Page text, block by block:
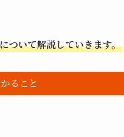
ついて解説していきます。
ること